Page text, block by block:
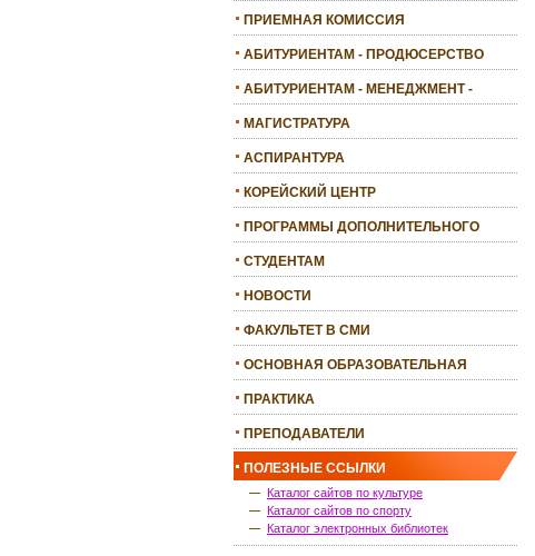
ПРИЕМНАЯ КОМИССИЯ
АБИТУРИЕНТАМ - ПРОДЮСЕРСТВО
АБИТУРИЕНТАМ - МЕНЕДЖМЕНТ -
МАГИСТРАТУРА
АСПИРАНТУРА
КОРЕЙСКИЙ ЦЕНТР
ПРОГРАММЫ ДОПОЛНИТЕЛЬНОГО
СТУДЕНТАМ
НОВОСТИ
ФАКУЛЬТЕТ В СМИ
ОСНОВНАЯ ОБРАЗОВАТЕЛЬНАЯ
ПРАКТИКА
ПРЕПОДАВАТЕЛИ
ПОЛЕЗНЫЕ ССЫЛКИ
Каталог сайтов по культуре
Каталог сайтов по спорту
Каталог электронных библиотек